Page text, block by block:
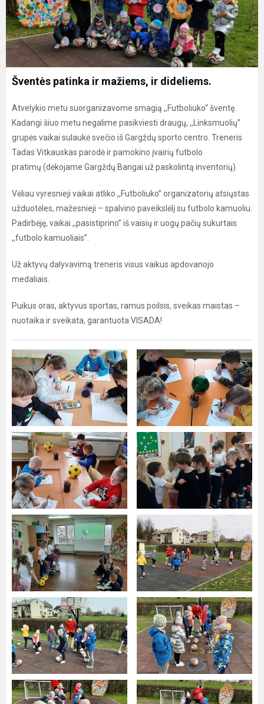
Šventės patinka ir mažiems, ir dideliems.
Atvelykio metu suorganizavome smagią ,,Futboliuko“ šventę.
Kadangi šiuo metu negalime pasikviesti draugų, ,,Linksmuolių”
grupės vaikai sulaukė svečio iš Gargždų sporto centro. Treneris
Tadas Vitkauskas parodė ir pamokino įvairių futbolo
pratimų (dėkojame Gargždų Bangai už paskolintą inventorių).
Vėliau vyresnieji vaikai atliko ,,Futboliuko” organizatorių atsiųstas
užduotėles, mažesnieji – spalvino paveikslėlį su futbolo kamuoliu.
Padirbėję, vaikai ,,pasistiprino” iš vaisių ir uogų pačių sukurtais
,,futbolo kamuoliais”.
Už aktyvų dalyvavimą treneris visus vaikus apdovanojo
medaliais.
Puikus oras, aktyvus sportas, ramus poilsis, sveikas maistas –
nuotaika ir sveikata, garantuota VISADA!